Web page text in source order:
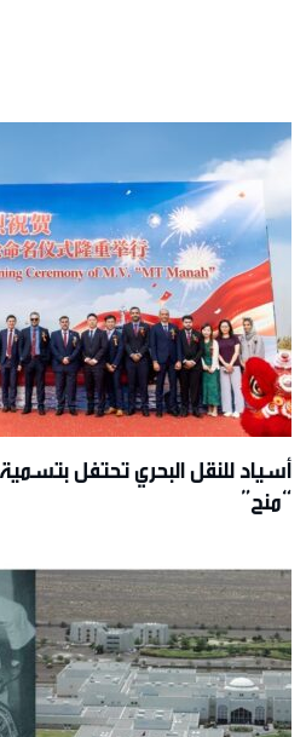
أسياد للنقل البحري تحتفل بتسمية
“منح”